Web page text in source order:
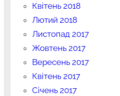
Квітень 2018
Лютий 2018
Листопад 2017
Жовтень 2017
Вересень 2017
Квітень 2017
Січень 2017